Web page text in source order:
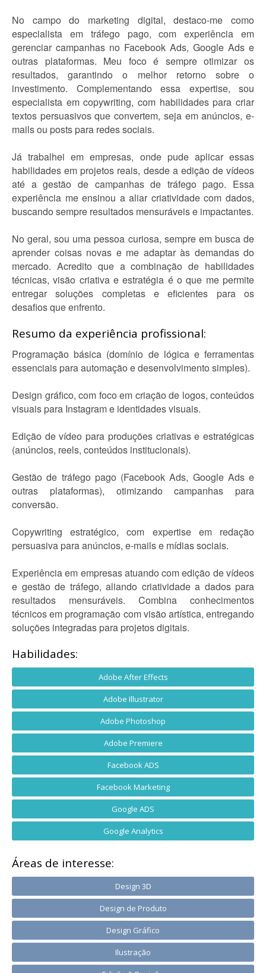
No campo do marketing digital, destaco-me como
especialista em tráfego pago, com experiência em
gerenciar campanhas no Facebook Ads, Google Ads e
outras plataformas. Meu foco é sempre otimizar os
resultados, garantindo o melhor retorno sobre o
investimento. Complementando essa expertise, sou
especialista em copywriting, com habilidades para criar
textos persuasivos que convertem, seja em anúncios, e-
mails ou posts para redes sociais.
Já trabalhei em empresas, onde pude aplicar essas
habilidades em projetos reais, desde a edição de vídeos
até a gestão de campanhas de tráfego pago. Essa
experiência me ensinou a aliar criatividade com dados,
buscando sempre resultados mensuráveis e impactantes.
No geral, sou uma pessoa curiosa, sempre em busca de
aprender coisas novas e me adaptar às demandas do
mercado. Acredito que a combinação de habilidades
técnicas, visão criativa e estratégia é o que me permite
entregar soluções completas e eficientes para os
desafios que enfrento.
Resumo da experiência profissional:
Programação básica (domínio de lógica e ferramentas
essenciais para automação e desenvolvimento simples).
Design gráfico, com foco em criação de logos, conteúdos
visuais para Instagram e identidades visuais.
Edição de vídeo para produções criativas e estratégicas
(anúncios, reels, conteúdos institucionais).
Gestão de tráfego pago (Facebook Ads, Google Ads e
outras plataformas), otimizando campanhas para
conversão.
Copywriting estratégico, com expertise em redação
persuasiva para anúncios, e-mails e mídias sociais.
Experiência em empresas atuando com edição de vídeos
e gestão de tráfego, aliando criatividade a dados para
resultados mensuráveis. Combina conhecimentos
técnicos em programação com visão artística, entregando
soluções integradas para projetos digitais.
Habilidades:
Adobe After Effects
Adobe Illustrator
Adobe Photoshop
Adobe Premiere
Facebook ADS
Facebook Marketing
Google ADS
Google Analytics
Áreas de interesse:
Design 3D
Design de Produto
Design Gráfico
Ilustração